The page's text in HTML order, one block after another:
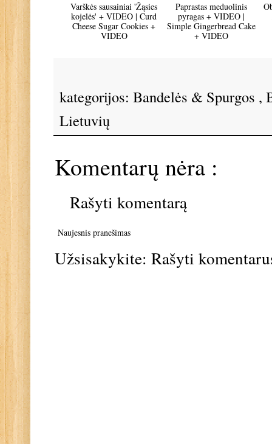
Varškės sausainiai 'Žąsies
kojelės' + VIDEO | Curd
Cheese Sugar Cookies +
VIDEO
Paprastas meduolinis
pyragas + VIDEO |
Simple Gingerbread Cake
+ VIDEO
kategorijos: Bandelės & Spurgos ,
Lietuvių
Komentarų nėra :
Rašyti komentarą
Naujesnis pranešimas
Užsisakykite: Rašyti